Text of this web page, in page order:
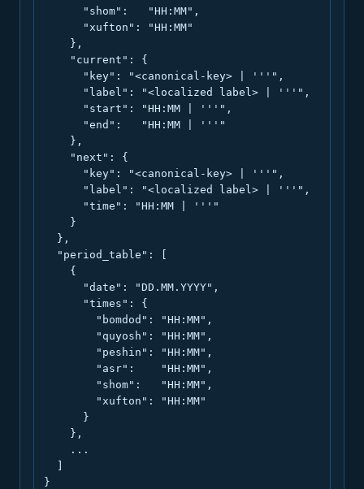
      "shom":   "HH:MM",
      "xufton": "HH:MM"
    },
    "current": {
      "key": "<canonical-key> | '''",
      "label": "<localized label> | '''",
      "start": "HH:MM | '''",
      "end":   "HH:MM | '''"
    },
    "next": {
      "key": "<canonical-key> | '''",
      "label": "<localized label> | '''",
      "time": "HH:MM | '''"
    }
  },
  "period_table": [
    {
      "date": "DD.MM.YYYY",
      "times": {
        "bomdod": "HH:MM",
        "quyosh": "HH:MM",
        "peshin": "HH:MM",
        "asr":    "HH:MM",
        "shom":   "HH:MM",
        "xufton": "HH:MM"
      }
    },
    ...
}